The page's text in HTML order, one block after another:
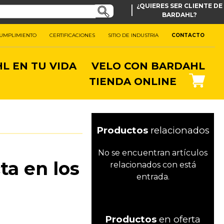
| ¿QUIERES SER CLIENTE DE
BARDAHL?
CERTIFICACIONES SITIO DE INDUSTRIA CONTACTO
EN TU VIDA
VELO CON BARDAHL
TIENDA ONLINE
en los
Productosrelacionados
No se encuentran artículos
relacionados con está
entrada.
Productos en oferta